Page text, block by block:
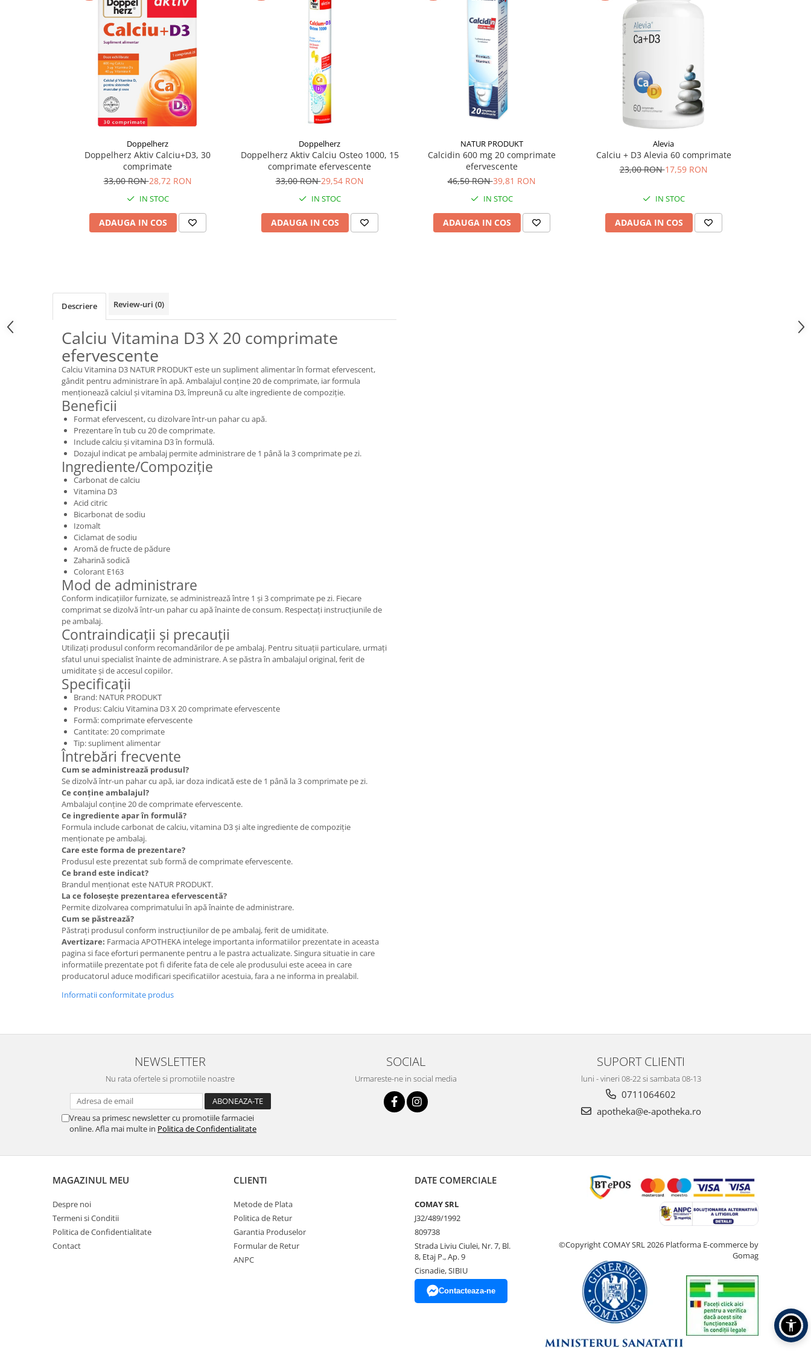
Tincturi si Gemoderivate
Doppelherz
Doppelherz Aktiv Calciu+D3, 30
comprimate
33,00 RON28,72 RON
IN STOC
ADAUGA IN COS
Doppelherz
Doppelherz Aktiv Calciu Osteo 1000, 15
comprimate efervescente
33,00 RON29,54 RON
IN STOC
ADAUGA IN COS
NATUR PRODUKT
Calcidin 600 mg 20 comprimate
efervescente
46,50 RON39,81 RON
IN STOC
ADAUGA IN COS
Alevia
Calciu + D3 Alevia 60 comprimate
23,00 RON17,59 RON
IN STOC
ADAUGA IN COS
Descriere Review-uri (0)
Calciu Vitamina D3 X 20 comprimate
efervescente
Calciu Vitamina D3 NATUR PRODUKT este un supliment alimentar în format efervescent,
gândit pentru administrare în apă. Ambalajul conține 20 de comprimate, iar formula
menționează calciul și vitamina D3, împreună cu alte ingrediente de compoziție.
Beneficii
Format efervescent, cu dizolvare într-un pahar cu apă.
Prezentare în tub cu 20 de comprimate.
Include calciu și vitamina D3 în formulă.
Dozajul indicat pe ambalaj permite administrare de 1 până la 3 comprimate pe zi.
Ingrediente/Compoziție
Carbonat de calciu
Vitamina D3
Acid citric
Bicarbonat de sodiu
Izomalt
Ciclamat de sodiu
Aromă de fructe de pădure
Zaharină sodică
Colorant E163
Mod de administrare
Conform indicațiilor furnizate, se administrează între 1 și 3 comprimate pe zi. Fiecare
comprimat se dizolvă într-un pahar cu apă înainte de consum. Respectați instrucțiunile de
pe ambalaj.
Contraindicații și precauții
Utilizați produsul conform recomandărilor de pe ambalaj. Pentru situații particulare, urmați
sfatul unui specialist înainte de administrare. A se păstra în ambalajul original, ferit de
umiditate și de accesul copiilor.
Specificații
Brand: NATUR PRODUKT
Produs: Calciu Vitamina D3 X 20 comprimate efervescente
Formă: comprimate efervescente
Cantitate: 20 comprimate
Tip: supliment alimentar
Întrebări frecvente
Cum se administrează produsul?
Se dizolvă într-un pahar cu apă, iar doza indicată este de 1 până la 3 comprimate pe zi.
Ce conține ambalajul?
Ambalajul conține 20 de comprimate efervescente.
Ce ingrediente apar în formulă?
Formula include carbonat de calciu, vitamina D3 și alte ingrediente de compoziție
menționate pe ambalaj.
Care este forma de prezentare?
Produsul este prezentat sub formă de comprimate efervescente.
Ce brand este indicat?
Brandul menționat este NATUR PRODUKT.
La ce folosește prezentarea efervescentă?
Permite dizolvarea comprimatului în apă înainte de administrare.
Cum se păstrează?
Păstrați produsul conform instrucțiunilor de pe ambalaj, ferit de umiditate.
Avertizare: Farmacia APOTHEKA intelege importanta informatiilor prezentate in aceasta
pagina si face eforturi permanente pentru a le pastra actualizate. Singura situatie in care
informatiile prezentate pot fi diferite fata de cele ale produsului este aceea in care
producatorul aduce modificari specificatiilor acestuia, fara a ne informa in prealabil.
Informatii conformitate produs
NEWSLETTER
Nu rata ofertele si promotiile noastre
Vreau sa primesc newsletter cu promotiile farmaciei
online. Afla mai multe in Politica de Confidentialitate
SOCIAL
Urmareste-ne in social media
SUPORT CLIENTI
luni - vineri 08-22 si sambata 08-13
0711064602
apotheka@e-apotheka.ro
MAGAZINUL MEU
Despre noi
Termeni si Conditii
Politica de Confidentialitate
Contact
CLIENTI
Metode de Plata
Politica de Retur
Garantia Produselor
Formular de Retur
ANPC
DATE COMERCIALE
COMAY SRL
J32/489/1992
809738
Strada Liviu Ciulei, Nr. 7, Bl.
8, Etaj P., Ap. 9
Cisnadie, SIBIU
Contacteaza-ne
©Copyright COMAY SRL 2026 Platforma E-commerce by
Gomag